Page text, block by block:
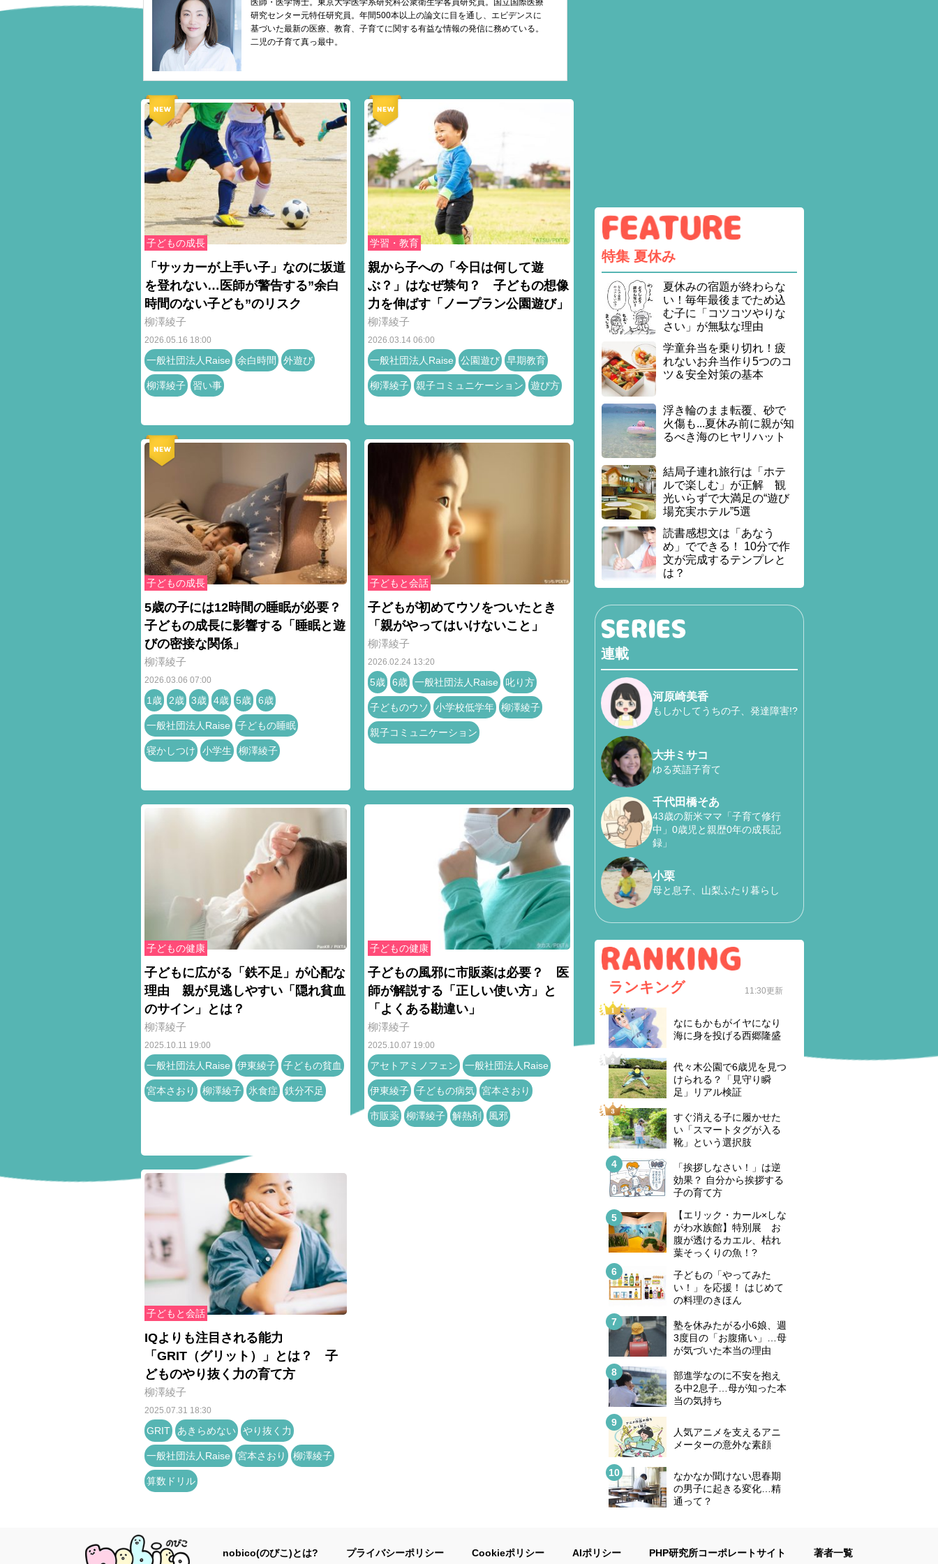
研究センター元特任研究員。年間500本以上の論文に目を通し、エビデンスに
基づいた最新の医療、教育、子育てに関する有益な情報の発信に務めている。
二児の子育て真っ最中。
子どもの成長
「サッカーが上手い子」なのに坂道
を登れない…医師が警告する”余白
時間のない子ども”のリスク
柳澤綾子
2026.05.16 18:00
一般社団法人Raise 余白時間 外遊び
柳澤綾子 習い事
学習・教育
親から子への「今日は何して遊
ぶ？」はなぜ禁句？ 子どもの想像
力を伸ばす「ノープラン公園遊び」
柳澤綾子
2026.03.14 06:00
一般社団法人Raise 公園遊び 早期教育
柳澤綾子 親子コミュニケーション 遊び方
子どもの成長
5歳の子には12時間の睡眠が必要？
子どもの成長に影響する「睡眠と遊
びの密接な関係」
柳澤綾子
2026.03.06 07:00
1歳 2歳 3歳 4歳 5歳 6歳
一般社団法人Raise 子どもの睡眠
寝かしつけ 小学生 柳澤綾子
子どもと会話
子どもが初めてウソをついたとき
「親がやってはいけないこと」
柳澤綾子
2026.02.24 13:20
5歳 6歳 一般社団法人Raise 叱り方
子どものウソ 小学校低学年 柳澤綾子
親子コミュニケーション
子どもの健康
子どもに広がる「鉄不足」が心配な
理由 親が見逃しやすい「隠れ貧血
のサイン」とは？
柳澤綾子
2025.10.11 19:00
一般社団法人Raise 伊東綾子 子どもの貧血
宮本さおり 柳澤綾子 氷食症 鉄分不足
子どもの健康
子どもの風邪に市販薬は必要？ 医
師が解説する「正しい使い方」と
「よくある勘違い」
柳澤綾子
2025.10.07 19:00
アセトアミノフェン 一般社団法人Raise
伊東綾子 子どもの病気 宮本さおり
市販薬 柳澤綾子 解熱剤 風邪
子どもと会話
IQよりも注目される能力
「GRIT（グリット）」とは？ 子
どものやり抜く力の育て方
柳澤綾子
2025.07.31 18:30
GRIT あきらめない やり抜く力
一般社団法人Raise 宮本さおり 柳澤綾子
算数ドリル
特集 夏休み
夏休みの宿題が終わらな
い！毎年最後までため込
む子に「コツコツやりな
さい」が無駄な理由
学童弁当を乗り切れ！疲
れないお弁当作り5つのコ
ツ＆安全対策の基本
浮き輪のまま転覆、砂で
火傷も...夏休み前に親が知
るべき海のヒヤリハット
結局子連れ旅行は「ホテ
ルで楽しむ」が正解 観
光いらずで大満足の“遊び
場充実ホテル”5選
読書感想文は「あなう
め」でできる！ 10分で作
文が完成するテンプレと
は？
連載
河原崎美香
もしかしてうちの子、発達障害!?
大井ミサコ
ゆる英語子育て
千代田橋そあ
43歳の新米ママ「子育て修行
中」0歳児と親歴0年の成長記
録」
小栗
母と息子、山梨ふたり暮らし
ランキング 11:30更新
なにもかもがイヤになり
海に身を投げる西郷隆盛
代々木公園で6歳児を見つ
けられる？「見守り瞬
足」リアル検証
すぐ消える子に履かせた
い「スマートタグが入る
靴」という選択肢
「挨拶しなさい！」は逆
効果？ 自分から挨拶する
子の育て方
【エリック・カール×しな
がわ水族館】特別展 お
腹が透けるカエル、枯れ
葉そっくりの魚！?
子どもの「やってみた
い！」を応援！ はじめて
の料理のきほん
塾を休みたがる小6娘、週
3度目の「お腹痛い」…母
が気づいた本当の理由
部進学なのに不安を抱え
る中2息子…母が知った本
当の気持ち
人気アニメを支えるアニ
メーターの意外な素顔
なかなか聞けない思春期
の男子に起きる変化…精
通って？
nobico(のびこ)とは? プライバシーポリシー Cookieポリシー AIポリシー PHP研究所コーポレートサイト 著者一覧